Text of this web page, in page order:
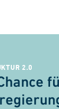
2.0